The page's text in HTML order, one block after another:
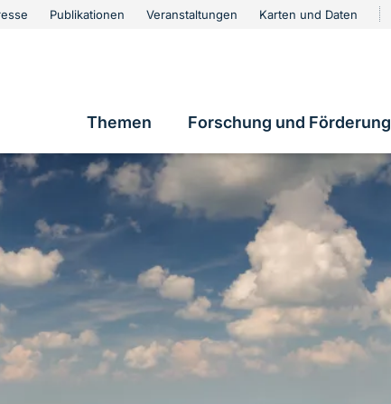
Publikationen Veranstaltungen Karten und Daten
Hauptnavigation
Themen Forschung und Förderung